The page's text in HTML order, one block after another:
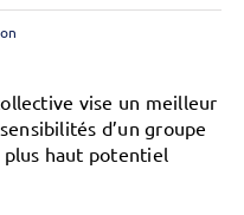
vise un meilleur
d’un groupe
haut potentiel